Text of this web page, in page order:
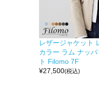
レザージャケット
カラー ラム ナッ
ト Filomo 7F
¥27,500(税込)